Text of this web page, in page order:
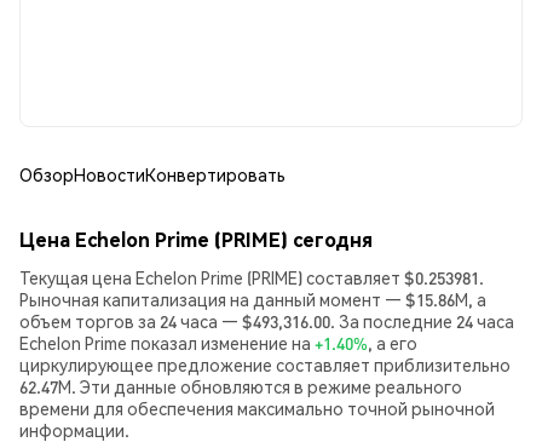
ОбзорНовостиКонвертировать
Цена Echelon Prime (PRIME) сегодня
Текущая цена Echelon Prime (PRIME) составляет $0.253981.
Рыночная капитализация на данный момент — $15.86M, а
объем торгов за 24 часа — $493,316.00. За последние 24 часа
Echelon Prime показал изменение на +1.40%, а его
циркулирующее предложение составляет приблизительно
62.47M. Эти данные обновляются в режиме реального
времени для обеспечения максимально точной рыночной
информации.